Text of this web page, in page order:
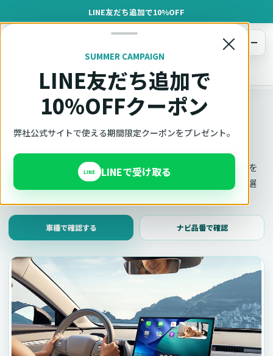
LINE友だち追加で10%OFF
×
SUMMER CAMPAIGN
LINE友だち追加で
10%OFFクーポン
弊社公式サイトで使える期間限定クーポンをプレゼント。
LINE LINEで受け取る
オットキャスト
メニュー
車種適合確認
車種適合確認
車種と年式で適合確認
Ottocast（オットキャスト）の対応製品、条件、注意事項を
このページ内で見られます。 迷った場合は、車種と年式を選
車種で確認する ナビ品番で確認